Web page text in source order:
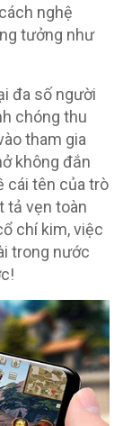
nghệ
tưởng như
đa số người
chóng thu
tham gia
không đắn
cái tên của trò
tả vẹn toàn
chí kim, việc
trong nước